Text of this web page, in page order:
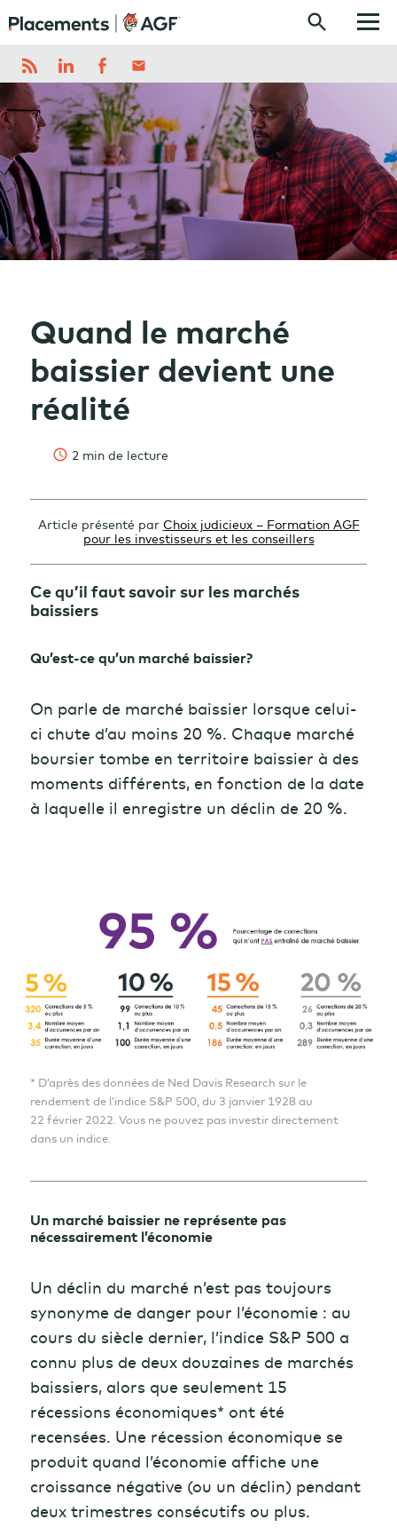
Quand le marché
baissier devient une
réalité
2 min de lecture
Article présenté par Choix judicieux – Formation AGF
pour les investisseurs et les conseillers
Ce qu’il faut savoir sur les marchés
baissiers
Qu’est-ce qu’un marché baissier?
On parle de marché baissier lorsque celui-
ci chute d’au moins 20 %. Chaque marché
boursier tombe en territoire baissier à des
moments différents, en fonction de la date
à laquelle il enregistre un déclin de 20 %.
* D’après des données de Ned Davis Research sur le
rendement de l’indice S&P 500, du 3 janvier 1928 au
22 février 2022. Vous ne pouvez pas investir directement
dans un indice.
Un marché baissier ne représente pas
nécessairement l’économie
Un déclin du marché n’est pas toujours
synonyme de danger pour l’économie : au
cours du siècle dernier, l’indice S&P 500 a
connu plus de deux douzaines de marchés
baissiers, alors que seulement 15
récessions économiques* ont été
recensées. Une récession économique se
produit quand l’économie affiche une
croissance négative (ou un déclin) pendant
deux trimestres consécutifs ou plus.